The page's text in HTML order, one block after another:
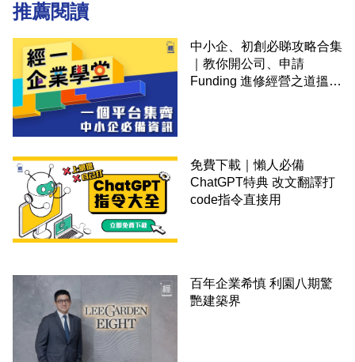
推薦閱讀
中小企、初創必睇攻略合集
｜教你開公司、申請
Funding 進修經營之道搵大
免費下載｜懶人必備
ChatGPT特典 改文翻譯打
code指令直接用
百年企業希慎 利園八期驚
艷建築界